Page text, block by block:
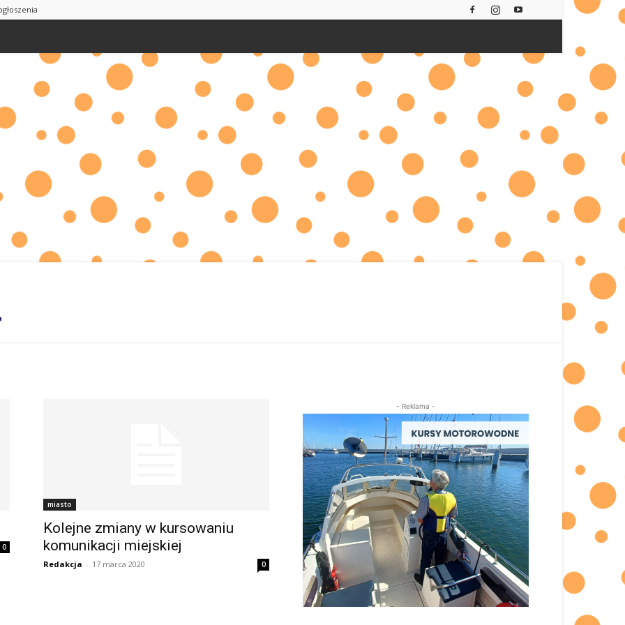
0
miasto
Kolejne zmiany w kursowaniu
komunikacji miejskiej
Redakcja - 17 marca 2020 0
- Reklama -